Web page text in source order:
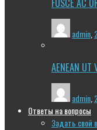
admin,
AENEAN UT
admin
Ответы на вопросы
Задать свой